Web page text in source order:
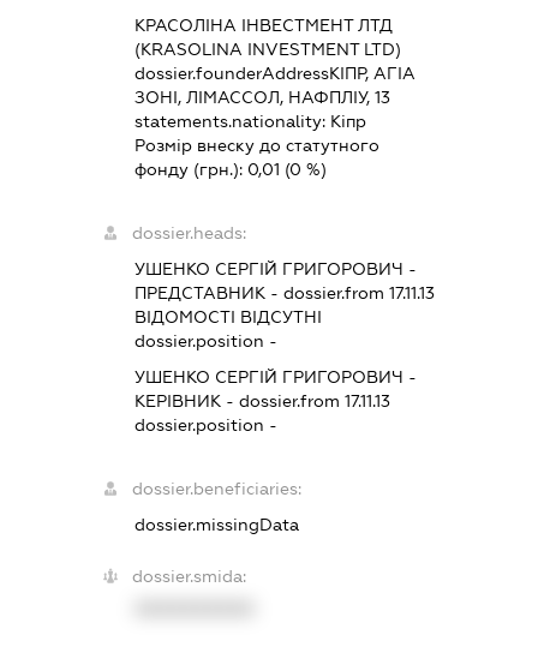
КРАСОЛІНА ІНВЕСТМЕНТ ЛТД
(KRASOLINA INVESTMENT LTD)
dossier.founderAddressКІПР, АГІА
ЗОНІ, ЛІМАССОЛ, НАФПЛІУ, 13
statements.nationality: Кіпр
Розмір внеску до статутного
фонду (грн.): 0,01 (0 %)
dossier.heads:
УШЕНКО СЕРГІЙ ГРИГОРОВИЧ -
ПРЕДСТАВНИК - dossier.from 17.11.13
ВІДОМОСТІ ВІДСУТНІ
dossier.position -
УШЕНКО СЕРГІЙ ГРИГОРОВИЧ -
КЕРІВНИК - dossier.from 17.11.13
dossier.position -
dossier.beneficiaries:
dossier.missingData
dossier.smida: